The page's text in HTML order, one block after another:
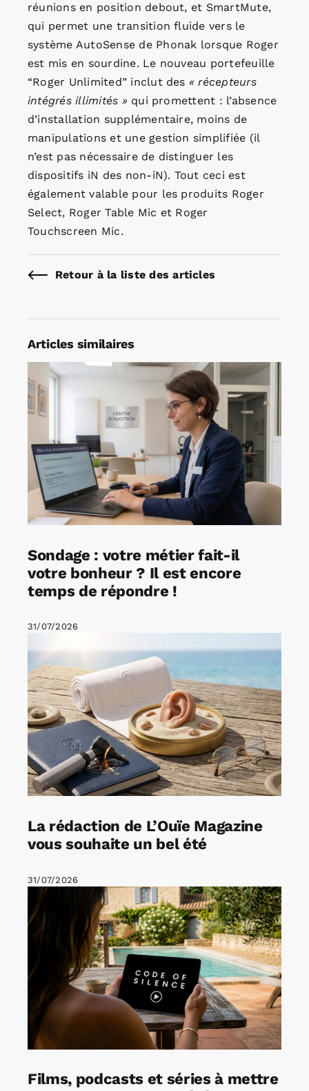
réunions en position debout, et SmartMute,
qui permet une transition fluide vers le
système AutoSense de Phonak lorsque Roger
est mis en sourdine. Le nouveau portefeuille
“Roger Unlimited” inclut des « récepteurs
intégrés illimités » qui promettent : l’absence
d’installation supplémentaire, moins de
manipulations et une gestion simplifiée (il
n’est pas nécessaire de distinguer les
dispositifs iN des non-iN). Tout ceci est
également valable pour les produits Roger
Select, Roger Table Mic et Roger
Touchscreen Mic.
Retour à la liste des articles
Articles similaires
Sondage : votre métier fait-il
votre bonheur ? Il est encore
temps de répondre !
31/07/2026
La rédaction de L’Ouïe Magazine
vous souhaite un bel été
31/07/2026
Films, podcasts et séries à mettre